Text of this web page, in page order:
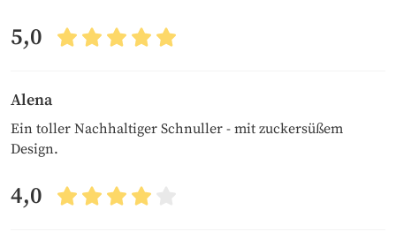
5,0
Alena
Ein toller Nachhaltiger Schnuller - mit zuckersüßem
Design.
4,0